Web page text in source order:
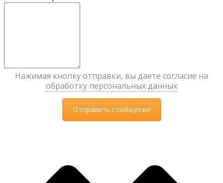
Нажимая кнопку отправки, вы даете согласие на
обработку персональных данных